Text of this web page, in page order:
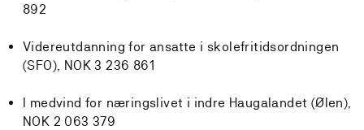
892
Videreutdanning for ansatte i skolefritidsordningen
(SFO), NOK 3 236 861
I medvind for næringslivet i indre Haugalandet (Ølen),
NOK 2 063 379